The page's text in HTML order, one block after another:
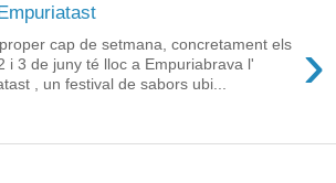
›
cap de setmana, concretament els
i 3 de juny té lloc a Empuriabrava l'
, un festival de sabors ubi...